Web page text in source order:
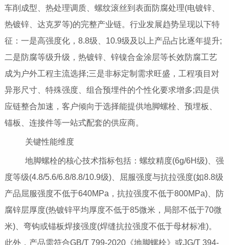
车削成型、热处理调质、螺纹滚丝到表面防腐处理(电镀锌、
热镀锌、达克罗等)的完整产业链。行业发展趋势呈现以下特
征：一是高强度化，8.8级、10.9级及以上产品占比逐年提升;
二是防腐等级升级，热镀锌、锌镍合金涂层等长效防腐工艺
成为户外工程主流选择;三是非标定制需求旺盛，工程项目对
异形尺寸、特殊强度、组合预埋件的个性化要求增多;四是供
应链整合加速，客户倾向于选择能提供地脚螺栓、预埋板、
锚板、连接件等一站式配套的供应商。
关键性能维度
地脚螺栓的核心技术指标包括：螺纹精度(6g/6H级)、强
度等级(4.8/5.6/6.8/8.8/10.9级)、屈服强度与抗拉强度(如8.8级
产品屈服强度不低于640MPa，抗拉强度不低于800MPa)、防
腐锌层厚度(热镀锌平均厚度不低于85微米，局部不低于70微
米)、弯钩或锚板焊接强度(焊缝抗拉强度不低于母材标准)。
此外，产品需符合GB/T 799-2020《地脚螺栓》或JG/T 394-